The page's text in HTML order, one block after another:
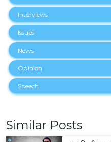
Interviews
Issues
News
Opinion
Speech
Similar Posts